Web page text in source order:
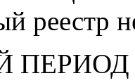
ПЕРИОД